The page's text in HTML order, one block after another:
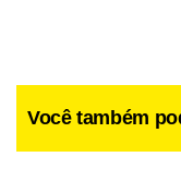
Você também